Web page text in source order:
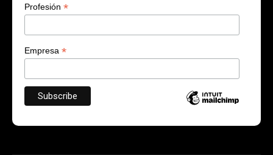
Profesión *
Empresa *